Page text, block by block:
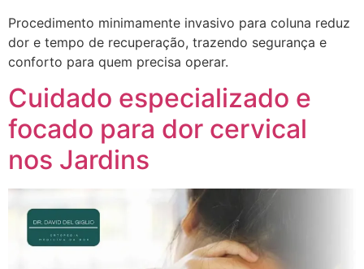
Procedimento minimamente invasivo para coluna reduz
dor e tempo de recuperação, trazendo segurança e
conforto para quem precisa operar.
Cuidado especializado e
focado para dor cervical
nos Jardins